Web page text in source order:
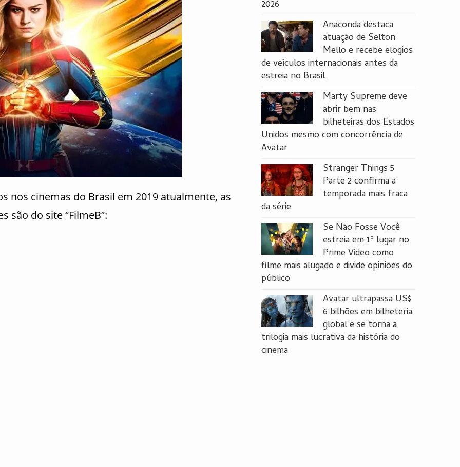
nos cinemas do Brasil em 2019 atualmente, as
são do site “FilmeB”:
2026
Anaconda destaca
atuação de Selton
Mello e recebe elogios
de veículos internacionais antes da
estreia no Brasil
Marty Supreme deve
abrir bem nas
bilheteiras dos Estados
Unidos mesmo com concorrência de
Avatar
Stranger Things 5
Parte 2 confirma a
temporada mais fraca
da série
Se Não Fosse Você
estreia em 1º lugar no
Prime Video como
filme mais alugado e divide opiniões do
público
Avatar ultrapassa US$
6 bilhões em bilheteria
global e se torna a
trilogia mais lucrativa da história do
cinema